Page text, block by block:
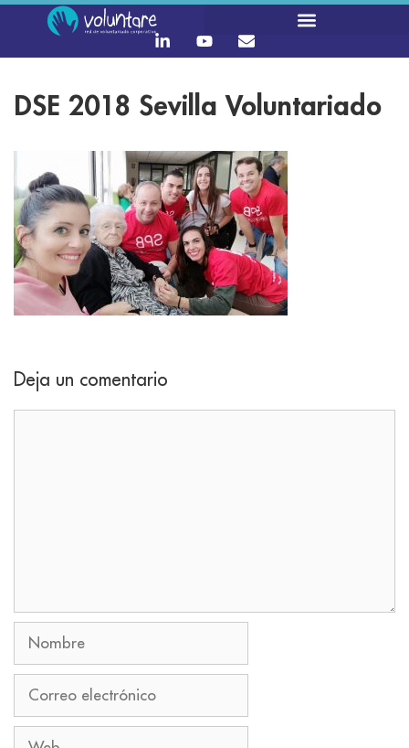
DSE 2018 Sevilla Voluntariado
Deja un comentario